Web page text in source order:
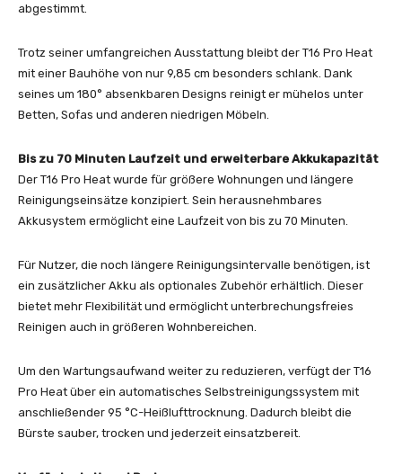
abgestimmt.
Trotz seiner umfangreichen Ausstattung bleibt der T16 Pro Heat
mit einer Bauhöhe von nur 9,85 cm besonders schlank. Dank
seines um 180° absenkbaren Designs reinigt er mühelos unter
Betten, Sofas und anderen niedrigen Möbeln.
Bis zu 70 Minuten Laufzeit und erweiterbare Akkukapazität
Der T16 Pro Heat wurde für größere Wohnungen und längere
Reinigungseinsätze konzipiert. Sein herausnehmbares
Akkusystem ermöglicht eine Laufzeit von bis zu 70 Minuten.
Für Nutzer, die noch längere Reinigungsintervalle benötigen, ist
ein zusätzlicher Akku als optionales Zubehör erhältlich. Dieser
bietet mehr Flexibilität und ermöglicht unterbrechungsfreies
Reinigen auch in größeren Wohnbereichen.
Um den Wartungsaufwand weiter zu reduzieren, verfügt der T16
Pro Heat über ein automatisches Selbstreinigungssystem mit
anschließender 95 °C-Heißlufttrocknung. Dadurch bleibt die
Bürste sauber, trocken und jederzeit einsatzbereit.